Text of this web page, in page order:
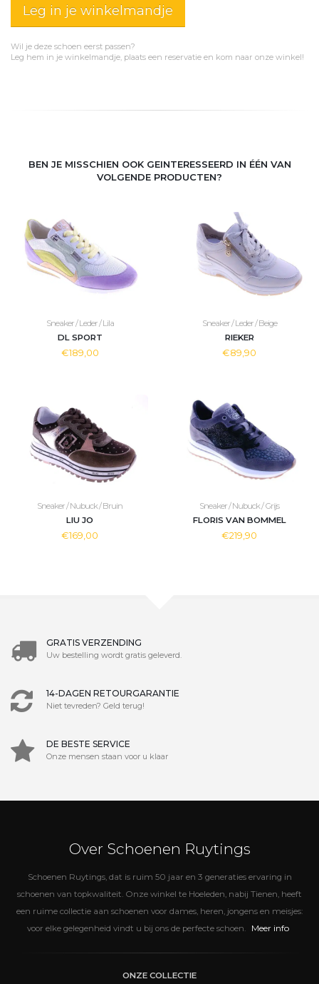
Leg in je winkelmandje
Wil je deze schoen eerst passen?
Leg hem in je winkelmandje, plaats een reservatie en kom naar onze winkel!
BEN JE MISSCHIEN OOK GEINTERESSEERD IN ÉÉN VAN
VOLGENDE PRODUCTEN?
Sneaker / Leder / Lila
DL SPORT
€189,00
Sneaker / Leder / Beige
RIEKER
€89,90
Sneaker / Nubuck / Bruin
LIU JO
€169,00
Sneaker / Nubuck / Grijs
FLORIS VAN BOMMEL
€219,90
GRATIS VERZENDING
Uw bestelling wordt gratis geleverd.
14-DAGEN RETOURGARANTIE
Niet tevreden? Geld terug!
DE BESTE SERVICE
Onze mensen staan voor u klaar
Over Schoenen Ruytings
Schoenen Ruytings, dat is ruim 50 jaar en 3 generaties ervaring in
schoenen van topkwaliteit. Onze winkel te Hoeleden, nabij Tienen, heeft
een ruime collectie aan schoenen voor dames, heren, jongens en meisjes:
voor elke gelegenheid vindt u bij ons de perfecte schoen.
Meer info
ONZE COLLECTIE